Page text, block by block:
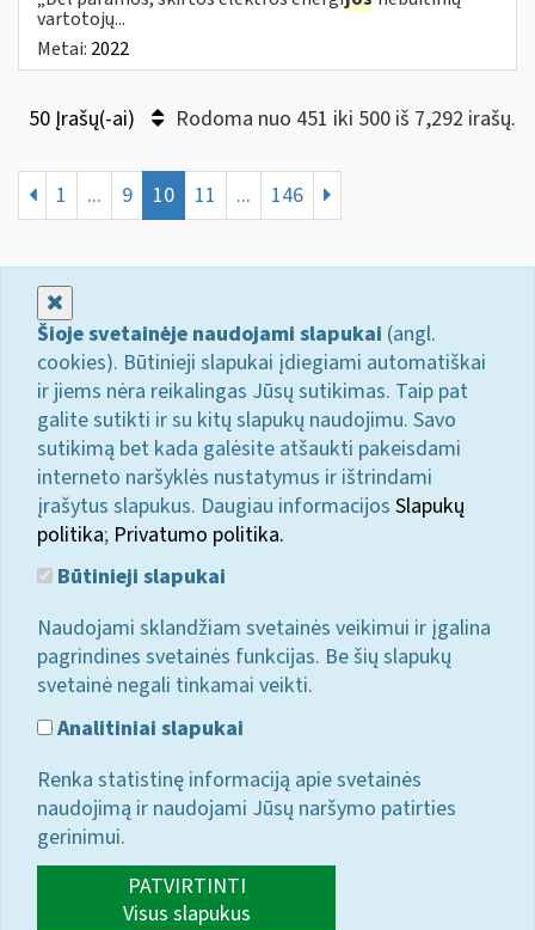
vartotojų...
Metai: 2022
50 Įrašų(-ai) Rodoma nuo 451 iki 500 iš 7,292 irašų.
1 ... 9 10 11 ... 146
Šioje svetainėje naudojami slapukai (angl.
cookies). Būtinieji slapukai įdiegiami automatiškai
ir jiems nėra reikalingas Jūsų sutikimas. Taip pat
galite sutikti ir su kitų slapukų naudojimu. Savo
sutikimą bet kada galėsite atšaukti pakeisdami
interneto naršyklės nustatymus ir ištrindami
įrašytus slapukus. Daugiau informacijos Slapukų
politika; Privatumo politika.
Būtinieji slapukai
Naudojami sklandžiam svetainės veikimui ir įgalina
pagrindines svetainės funkcijas. Be šių slapukų
svetainė negali tinkamai veikti.
Analitiniai slapukai
Renka statistinę informaciją apie svetainės
naudojimą ir naudojami Jūsų naršymo patirties
gerinimui.
PATVIRTINTI
Visus slapukus